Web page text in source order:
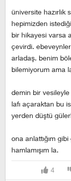
üniversite hazırlık
hepimizden
bir hikayesi varsa
çevirdi.
arladaş. benim
bilemiyorum ama
demin bir
lafı açaraktan bu
yerden düştü
ona anlattığım
hamlamışım la.
4